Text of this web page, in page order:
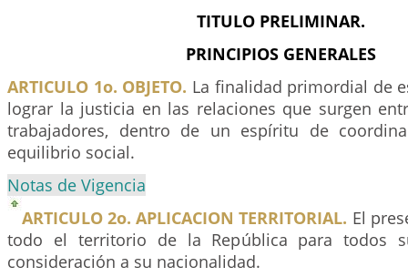
TITULO PRELIMINAR.
PRINCIPIOS GENERALES
ARTICULO 1o. OBJETO. La finalidad primordial de
lograr la justicia en las relaciones que surgen
trabajadores, dentro de un espíritu de
equilibrio social.
Notas de Vigencia
ARTICULO 2o. APLICACION TERRITORIAL. El
todo el territorio de la República para todos
consideración a su nacionalidad.